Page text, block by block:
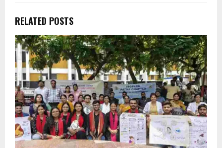
RELATED POSTS